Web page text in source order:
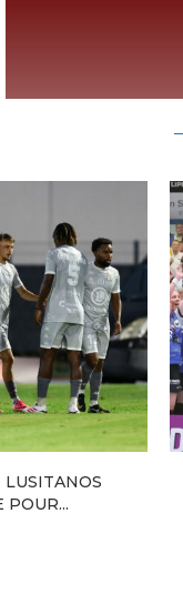
LUSITANOS
POUR...